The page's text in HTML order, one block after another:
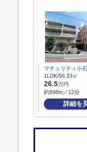
マチュリティ小石
1LDK/56.33㎡
26.5万円
約898m／12分
詳細を